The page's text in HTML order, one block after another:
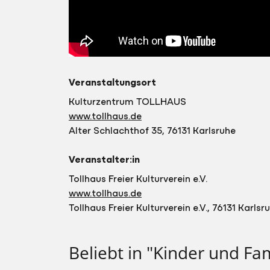
Veranstaltungsort
Kulturzentrum TOLLHAUS
www.tollhaus.de
Alter Schlachthof 35, 76131 Karlsruhe
Veranstalter:in
Tollhaus Freier Kulturverein e.V.
www.tollhaus.de
Tollhaus Freier Kulturverein e.V., 76131
Beliebt in "Kinder und